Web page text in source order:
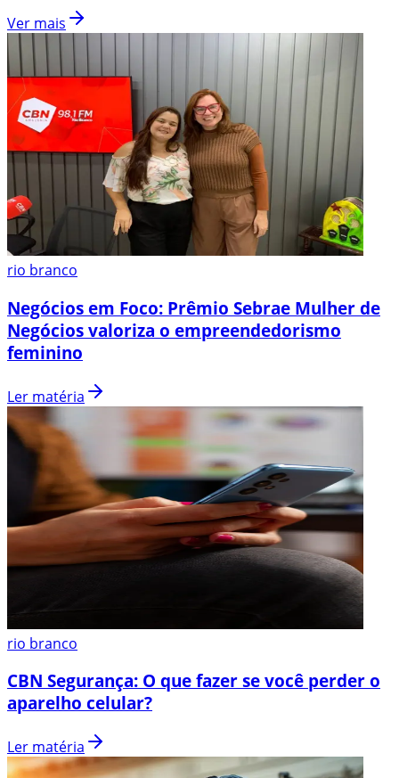
Ver mais
rio branco
Negócios em Foco: Prêmio Sebrae Mulher de
Negócios valoriza o empreendedorismo
feminino
Ler matéria
rio branco
CBN Segurança: O que fazer se você perder o
aparelho celular?
Ler matéria